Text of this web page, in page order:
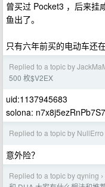
曾买过 Pocket3 ，后来挂
鱼出了。
只有六年前买的电动车还
Replied to a topic by
500 枚$V2EX
uid:1137945683
solona:
Replied to a topic by NullErro
意外险？
Replied to a topic by qyning ›